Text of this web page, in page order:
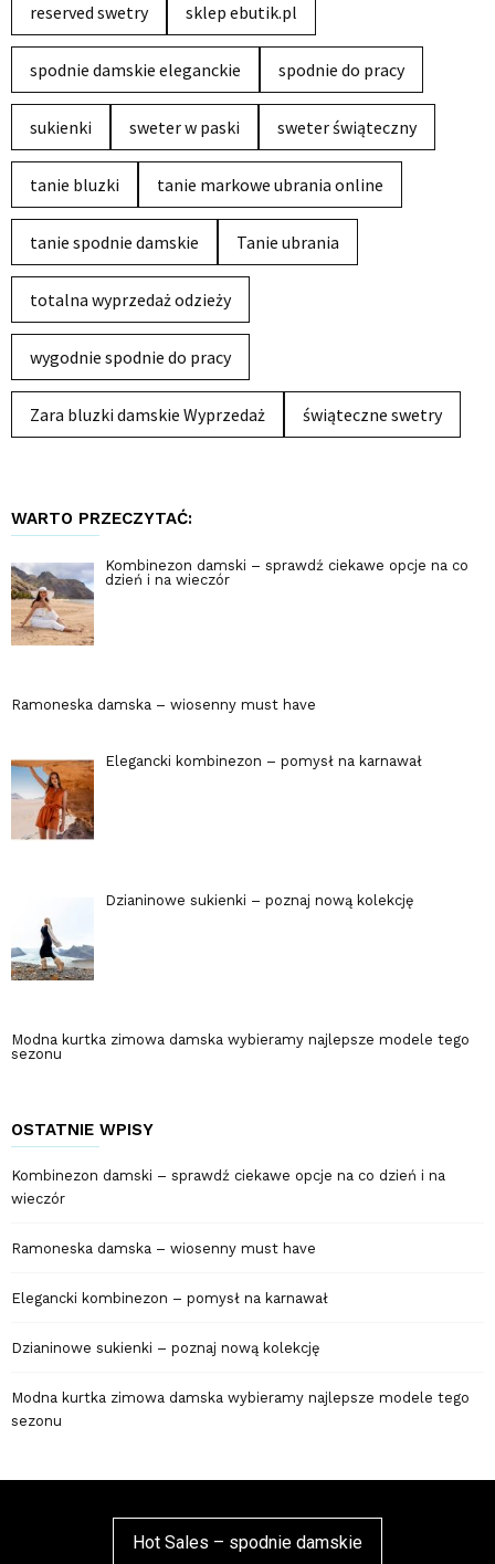
reserved swetry sklep ebutik.pl
spodnie damskie eleganckie spodnie do pracy
sukienki sweter w paski sweter świąteczny
tanie bluzki tanie markowe ubrania online
tanie spodnie damskie Tanie ubrania
totalna wyprzedaż odzieży
wygodnie spodnie do pracy
Zara bluzki damskie Wyprzedaż świąteczne swetry
WARTO PRZECZYTAĆ:
Kombinezon damski – sprawdź ciekawe opcje na co
dzień i na wieczór
Ramoneska damska – wiosenny must have
Elegancki kombinezon – pomysł na karnawał
Dzianinowe sukienki – poznaj nową kolekcję
Modna kurtka zimowa damska wybieramy najlepsze modele tego
sezonu
OSTATNIE WPISY
Kombinezon damski – sprawdź ciekawe opcje na co dzień i na
wieczór
Ramoneska damska – wiosenny must have
Elegancki kombinezon – pomysł na karnawał
Dzianinowe sukienki – poznaj nową kolekcję
Modna kurtka zimowa damska wybieramy najlepsze modele tego
sezonu
Hot Sales – spodnie damskie